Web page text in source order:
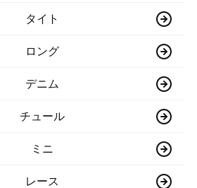
タイト
ロング
デニム
チュール
ミニ
レース